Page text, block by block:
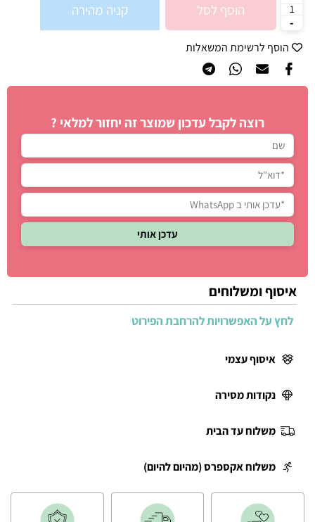
הוסף לסל קניה מהירה
הוסף לרשימת המשאלות
רוצה לקבל עדכון שמוצר זה יחזור למלאי ?
איסוף ומשלוחים
לחץ על האפשרויות להרחבת הפירוט
איסוף עצמי
נקודות מסירה
משלוח עד הבית
משלוח אקספרס (מהיום להיום)